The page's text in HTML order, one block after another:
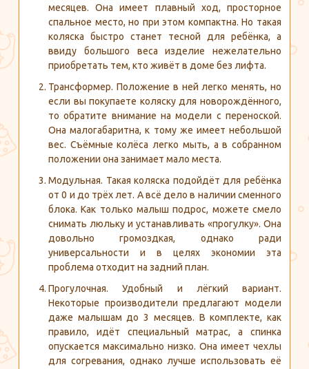
месяцев. Она имеет плавный ход, просторное
спальное место, но при этом компактна. Но такая
коляска быстро станет тесной для ребёнка, а
ввиду большого веса изделие нежелательно
приобретать тем, кто живёт в доме без лифта.
Трансформер. Положение в ней легко менять, но
если вы покупаете коляску для новорождённого,
то обратите внимание на модели с переноской.
Она малогабаритна, к тому же имеет небольшой
вес. Съёмные колёса легко мыть, а в собранном
положении она занимает мало места.
Модульная. Такая коляска подойдёт для ребёнка
от 0 и до трёх лет. А всё дело в наличии сменного
блока. Как только малыш подрос, можете смело
снимать люльку и устанавливать «прогулку». Она
довольно громоздкая, однако ради
универсальности и в целях экономии эта
проблема отходит на задний план.
Прогулочная. Удобный и лёгкий вариант.
Некоторые производители предлагают модели
даже малышам до 3 месяцев. В комплекте, как
правило, идёт специальный матрас, а спинка
опускается максимально низко. Она имеет чехлы
для согревания, однако лучше использовать её